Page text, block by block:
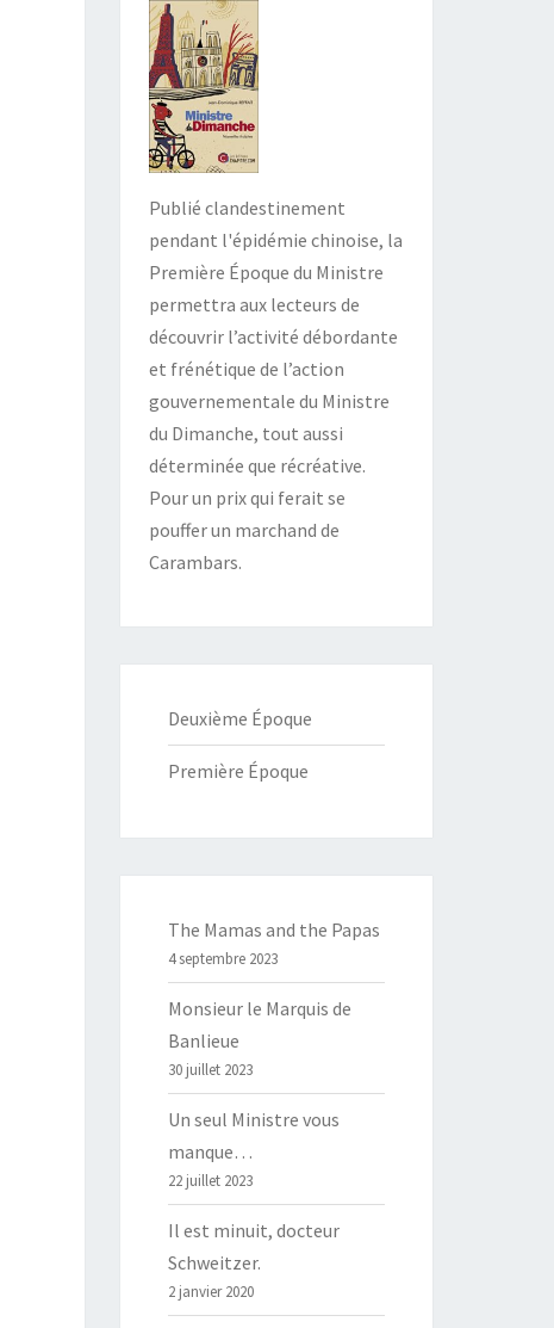
Publié clandestinement
pendant l'épidémie chinoise, la
Première Époque du Ministre
permettra aux lecteurs de
découvrir l’activité débordante
et frénétique de l’action
gouvernementale du Ministre
du Dimanche, tout aussi
déterminée que récréative.
Pour un prix qui ferait se
pouffer un marchand de
Carambars.
Deuxième Époque
Première Époque
The Mamas and the Papas
4 septembre 2023
Monsieur le Marquis de
Banlieue
30 juillet 2023
Un seul Ministre vous
manque…
22 juillet 2023
Il est minuit, docteur
Schweitzer.
2 janvier 2020